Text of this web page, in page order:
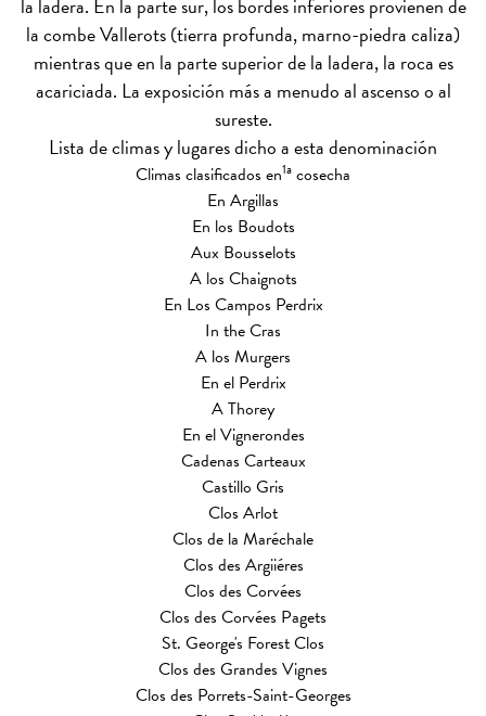
la ladera. En la parte sur, los bordes inferiores provienen de
la combe Vallerots (tierra profunda, marno-piedra caliza)
mientras que en la parte superior de la ladera, la roca es
acariciada. La exposición más a menudo al ascenso o al
sureste.
Lista de climas y lugares dicho a esta denominación
Climas clasificados en1a cosecha
En Argillas
En los Boudots
Aux Bousselots
A los Chaignots
En Los Campos Perdrix
In the Cras
A los Murgers
En el Perdrix
A Thorey
En el Vignerondes
Cadenas Carteaux
Castillo Gris
Clos Arlot
Clos de la Maréchale
Clos des Argiiéres
Clos des Corvées
Clos des Corvées Pagets
St. George's Forest Clos
Clos des Grandes Vignes
Clos des Porrets-Saint-Georges